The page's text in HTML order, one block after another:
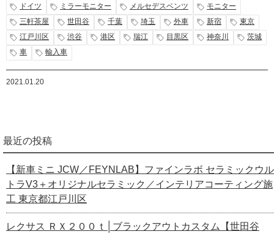
ドイツ
ミラーモニター メルセデスベンツ
モニター
三軒茶屋
世田谷 千葉 埼玉 外車 新宿
東京
江戸川区
渋谷 港区 瑞江 目黒区 神奈川
茨城
車
輸入車
2021.01.20
最近の投稿
【新車ミニ JCW／FEYNLAB】ファインラボ セラミックウル
トラV3＋オリジナルセラミック／インテリアコーティング施
工 東京都江戸川区
レクサス ＲＸ２００ｔ│ブラックアウトカスタム【世田谷